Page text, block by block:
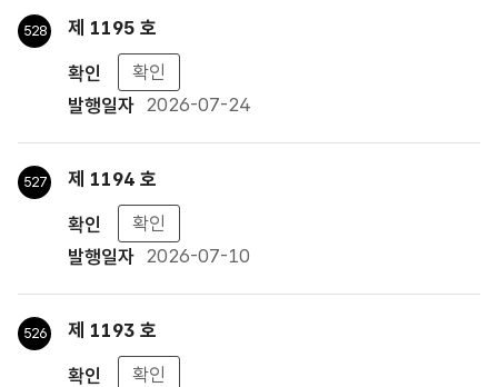
528
제 1195 호
확인
2026-07-24
527
제 1194 호
확인
2026-07-10
526
제 1193 호
확인